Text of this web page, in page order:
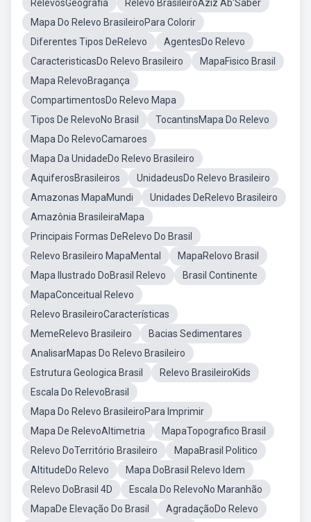
RelevosGeografia
Relevo BrasileiroAziz Ab'Saber
Mapa Do Relevo BrasileiroPara Colorir
Diferentes Tipos DeRelevo
AgentesDo Relevo
CaracteristicasDo Relevo Brasileiro
MapaFisico Brasil
Mapa RelevoBragança
CompartimentosDo Relevo Mapa
Tipos De RelevoNo Brasil
TocantinsMapa Do Relevo
Mapa Do RelevoCamaroes
Mapa Da UnidadeDo Relevo Brasileiro
AquiferosBrasileiros
UnidadeusDo Relevo Brasileiro
Amazonas MapaMundi
Unidades DeRelevo Brasileiro
Amazônia BrasileiraMapa
Principais Formas DeRelevo Do Brasil
Relevo Brasileiro MapaMental
MapaRelovo Brasil
Mapa Ilustrado DoBrasil Relevo
Brasil Continente
MapaConceitual Relevo
Relevo BrasileiroCaracterísticas
MemeRelevo Brasileiro
Bacias Sedimentares
AnalisarMapas Do Relevo Brasileiro
Estrutura Geologica Brasil
Relevo BrasileiroKids
Escala Do RelevoBrasil
Mapa Do Relevo BrasileiroPara Imprimir
Mapa De RelevoAltimetria
MapaTopografico Brasil
Relevo DoTerritório Brasileiro
MapaBrasil Politico
AltitudeDo Relevo
Mapa DoBrasil Relevo Idem
Relevo DoBrasil 4D
Escala Do RelevoNo Maranhão
MapaDe Elevação Do Brasil
AgradaçãoDo Relevo